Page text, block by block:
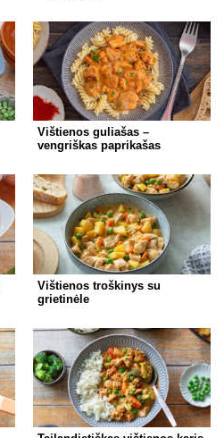
Vištienos guliašas –
vengriškas paprikašas
Vištienos troškinys su
grietinėle